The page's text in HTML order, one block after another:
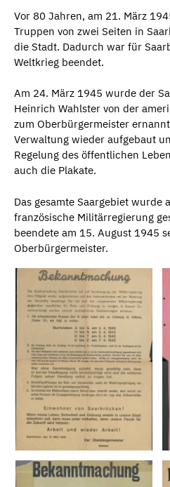
Vor 80 Jahren, am 21. März
Truppen von zwei Seiten in
die Stadt. Dadurch war für
Weltkrieg beendet.
Am 24. März 1945 wurde der
Heinrich Wahlster von der
zum Oberbürgermeister
Verwaltung wieder aufgebaut
Regelung des öffentlichen
auch die Plakate.
Das gesamte Saargebiet
französische Militärregierung
beendete am 15. August 1945
Oberbürgermeister.